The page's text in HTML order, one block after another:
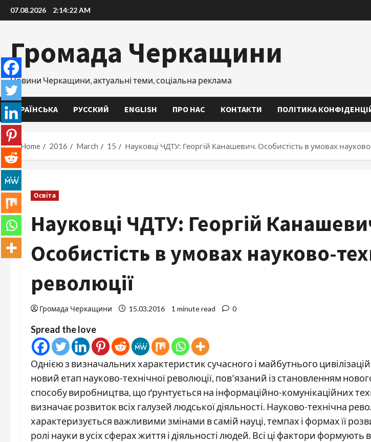
Skip
to
07.08.2026 2:14:23 AM
Громада Черкащини
Новини Черкащини, актуальні теми, соціальна реклама
УКРАЇНСЬКА РУССКИЙ ENGLISH ПРО НАС КОНТАКТИ ПОЛІТИКА
Home 2016 March 15 Науковці ЧДТУ: Георгій Канашевич. Особистість в умовах
Освіта
Науковці ЧДТУ: Георгій
Особистість в умовах науково-
революції
Громада Черкащини 15.03.2016 1 minute read 0
Spread the love
Однією з визначальних характеристик сучасного і майбутнього
новий етап науково-технічної революції, пов’язаний із становленням
способу виробництва, що ґрунтується на інформаційно-комунікаційних
визначає розвиток всіх галузей людської діяльності. Науково-технічна
характеризується важливими змінами в самій науці, темпах і формах її
ролі науки в усіх сферах життя і діяльності людей. Всі ці фактори формують